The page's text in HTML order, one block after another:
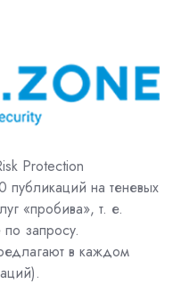
Protection
на теневых
«пробива», т. е.
запросу.
в каждом